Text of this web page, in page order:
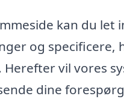
kan du let
og specificere,
vil vores
dine